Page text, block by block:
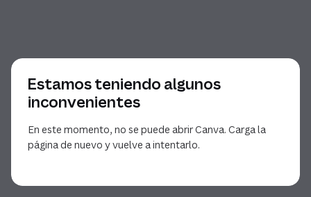
Estamos teniendo algunos
inconvenientes
En este momento, no se puede abrir Canva. Carga la
página de nuevo y vuelve a intentarlo.